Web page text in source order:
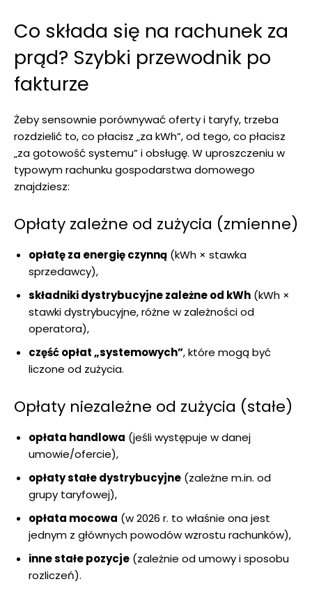
Co składa się na rachunek za
prąd? Szybki przewodnik po
fakturze
Żeby sensownie porównywać oferty i taryfy, trzeba
rozdzielić to, co płacisz „za kWh”, od tego, co płacisz
„za gotowość systemu” i obsługę. W uproszczeniu w
typowym rachunku gospodarstwa domowego
znajdziesz:
Opłaty zależne od zużycia (zmienne)
opłatę za energię czynną (kWh × stawka
sprzedawcy),
składniki dystrybucyjne zależne od kWh (kWh ×
stawki dystrybucyjne, różne w zależności od
operatora),
część opłat „systemowych”, które mogą być
liczone od zużycia.
Opłaty niezależne od zużycia (stałe)
opłata handlowa (jeśli występuje w danej
umowie/ofercie),
opłaty stałe dystrybucyjne (zależne m.in. od
grupy taryfowej),
opłata mocowa (w 2026 r. to właśnie ona jest
jednym z głównych powodów wzrostu rachunków),
inne stałe pozycje (zależnie od umowy i sposobu
rozliczeń).